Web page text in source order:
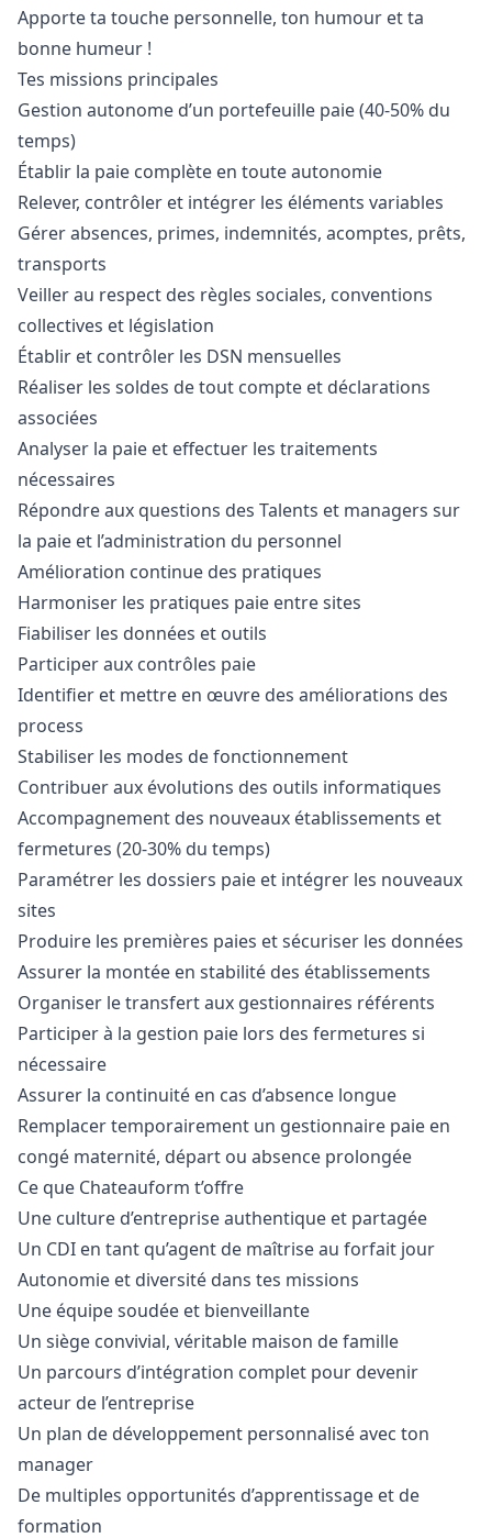
Apporte ta touche personnelle, ton humour et ta
bonne humeur !
Tes missions principales
Gestion autonome d’un portefeuille paie (40-50% du
temps)
Établir la paie complète en toute autonomie
Relever, contrôler et intégrer les éléments variables
Gérer absences, primes, indemnités, acomptes, prêts,
transports
Veiller au respect des règles sociales, conventions
collectives et législation
Établir et contrôler les DSN mensuelles
Réaliser les soldes de tout compte et déclarations
associées
Analyser la paie et effectuer les traitements
nécessaires
Répondre aux questions des Talents et managers sur
la paie et l’administration du personnel
Amélioration continue des pratiques
Harmoniser les pratiques paie entre sites
Fiabiliser les données et outils
Participer aux contrôles paie
Identifier et mettre en œuvre des améliorations des
process
Stabiliser les modes de fonctionnement
Contribuer aux évolutions des outils informatiques
Accompagnement des nouveaux établissements et
fermetures (20-30% du temps)
Paramétrer les dossiers paie et intégrer les nouveaux
sites
Produire les premières paies et sécuriser les données
Assurer la montée en stabilité des établissements
Organiser le transfert aux gestionnaires référents
Participer à la gestion paie lors des fermetures si
nécessaire
Assurer la continuité en cas d’absence longue
Remplacer temporairement un gestionnaire paie en
congé maternité, départ ou absence prolongée
Ce que Chateauform t’offre
Une culture d’entreprise authentique et partagée
Un CDI en tant qu’agent de maîtrise au forfait jour
Autonomie et diversité dans tes missions
Une équipe soudée et bienveillante
Un siège convivial, véritable maison de famille
Un parcours d’intégration complet pour devenir
acteur de l’entreprise
Un plan de développement personnalisé avec ton
manager
De multiples opportunités d’apprentissage et de
formation